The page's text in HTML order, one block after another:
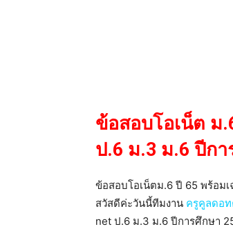
ข้อสอบโอเน็ต ม
ป.6 ม.3 ม.6 ปีกา
ข้อสอบโอเน็ตม.6 ปี 65 พร้อม
สวัสดีค่ะวันนี้ทีมงาน ครูคูลดอ
net ป.6 ม.3 ม.6 ปีการศึกษา